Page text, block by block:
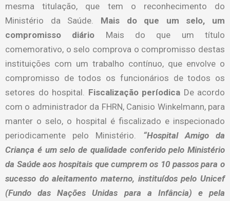
mesma titulação, que tem o reconhecimento do
Ministério da Saúde. Mais do que um selo, um
compromisso diário Mais do que um título
comemorativo, o selo comprova o compromisso destas
instituições com um trabalho contínuo, que envolve o
compromisso de todos os funcionários de todos os
setores do hospital. Fiscalização períodica De acordo
com o administrador da FHRN, Canisio Winkelmann, para
manter o selo, o hospital é fiscalizado e inspecionado
periodicamente pelo Ministério. “Hospital Amigo da
Criança é um selo de qualidade conferido pelo Ministério
da Saúde aos hospitais que cumprem os 10 passos para o
sucesso do aleitamento materno, instituídos pelo Unicef
(Fundo das Nações Unidas para a Infância) e pela